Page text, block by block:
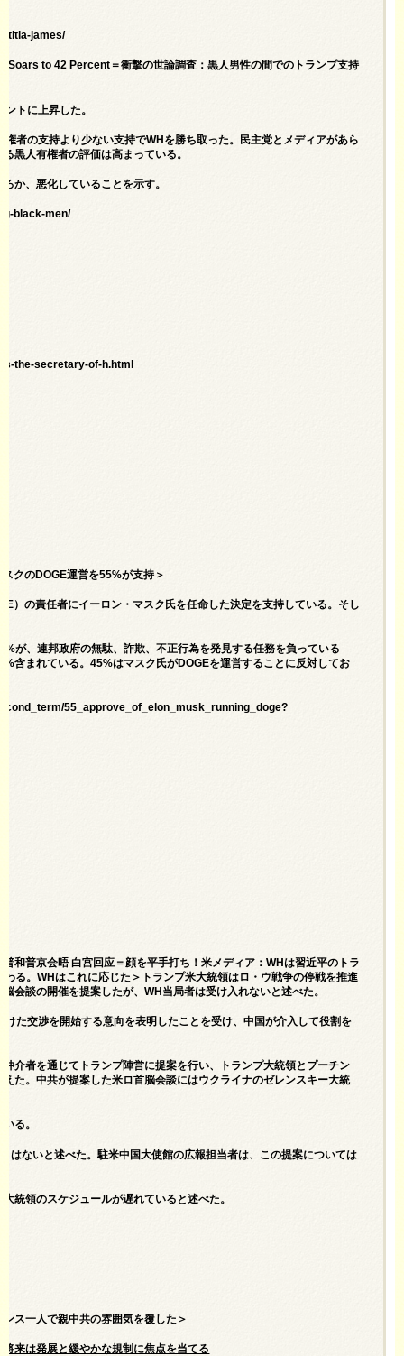
james/
to 42 Percent＝衝撃の世論調査：黒人男性の間でのトランプ支持
トに上昇した。
者の支持より少ない支持でWHを勝ち取った。民主党とメディアがあら
黒人有権者の評価は高まっている。
か、悪化していることを示す。
black-men/
the-secretary-of-h.html
クのDOGE運営を55%が支持＞
）の責任者にイーロン・マスク氏を任命した決定を支持している。そし
が、連邦政府の無駄、詐欺、不正行為を発見する任務を負っている
含まれている。45%はマスク氏がDOGEを運営することに反対してお
55_approve_of_elon_musk_running_doge?
和普京会晤 白宫回应＝顔を平手打ち！米メディア：WHは習近平のトラ
る。WHはこれに応じた＞トランプ米大統領はロ・ウ戦争の停戦を推進
会談の開催を提案したが、WH当局者は受け入れないと述べた。
た交渉を開始する意向を表明したことを受け、中国が介入して役割を
介者を通じてトランプ陣営に提案を行い、トランプ大統領とプーチン
た。中共が提案した米ロ首脳会談にはウクライナのゼレンスキー大統
る。
はないと述べた。駐米中国大使館の広報担当者は、この提案については
統領のスケジュールが遅れていると述べた。
ス一人で親中共の雰囲気を覆した＞
来は発展と緩やかな規制に焦点を当てる